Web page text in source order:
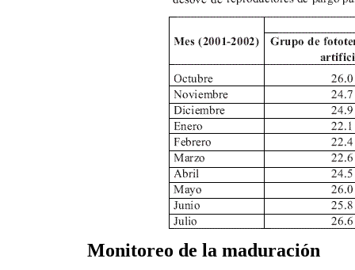
Monitoreo de la maduración